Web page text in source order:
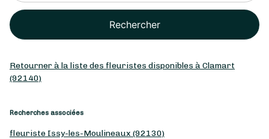
Rechercher
Retourner à la liste des fleuristes disponibles à Clamart
(92140)
Recherches associées
fleuriste Issy-les-Moulineaux (92130)